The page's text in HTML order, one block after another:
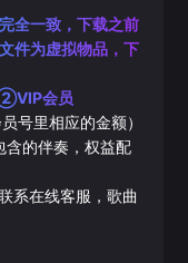
全一致，下载之前
件为虚拟物品，下
会员
号里相应的金额）
含的伴奏，权益配
系在线客服，歌曲